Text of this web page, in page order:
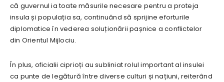
că guvernul ia toate măsurile necesare pentru a proteja
insula și populația sa, continuând să sprijine eforturile
diplomatice în vederea soluționării pașnice a conflictelor
din Orientul Mijlociu.
În plus, oficialii ciprioți au subliniat rolul important al insulei
ca punte de legătură între diverse culturi și națiuni, reiterând